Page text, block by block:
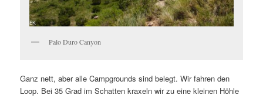
Palo Duro Canyon
Ganz nett, aber alle Campgrounds sind belegt. Wir fahren den
Loop. Bei 35 Grad im Schatten kraxeln wir zu eine kleinen Höhle